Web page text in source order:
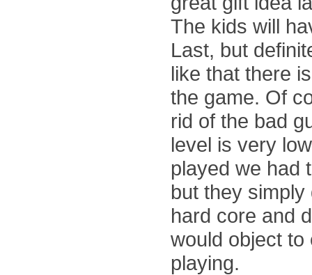
The kids will
Last, but
like that there
the game. Of
rid of the bad
level is very
played we had
but they
hard core and
would object
playing.